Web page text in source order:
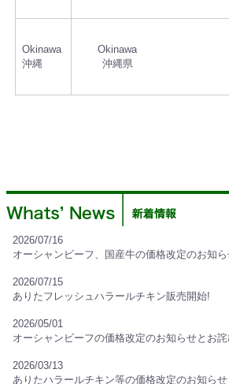
Okinawa
沖縄
Okinawa
沖縄県
2026/07/16
オーシャンビーフ、国産牛の価格改定のお知
2026/07/15
ありたフレッシュハラールチキン販売開始!
2026/05/01
オーシャンビーフの価格改定のお知らせとお
2026/03/13
ありたハラールチキン等の価格改定のお知ら